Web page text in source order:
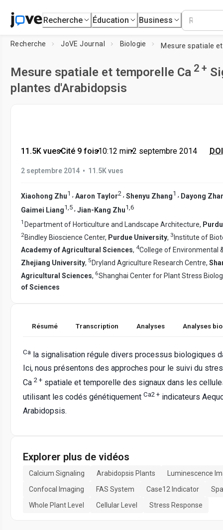
Recherche Éducation Business
Recherche JoVE Journal Biologie Mesure spatiale
Mesure spatiale et temporelle Ca 2 +
plantes d'Arabidopsis
11.5K vues•Cité 9 fois•10:12 min•2 septembre 2014
2 septembre 2014 • 11.5K vues
Xiaohong Zhu1 , Aaron Taylor2 , Shenyu Zhang1 , Dayong
Gaimei Liang1 5 , Jian-Kang Zhu1 6
1 Department of Horticulture and Landscape Architecture,
2Bindley Bioscience Center, Purdue University, 3 Institute of
Academy of Agricultural Sciences, 4College of Environmental
Zhejiang University, 5 Dryland Agriculture Research Centre,
Agricultural Sciences, 6Shanghai Center for Plant Stress
of Sciences
Résumé Transcription Analyses Analyses
Ca la signalisation régule divers processus biologiques
Ici, nous présentons des approches pour le suivi du
Ca 2 + spatiale et temporelle des signaux dans les
utilisant les codés génétiquement Ca2 + indicateurs
Arabidopsis.
Explorer plus de vidéos
Calcium Signaling Arabidopsis Plants
Luminescence
Confocal Imaging
FAS System Case12 Indicator
Whole Plant Level
Cellular Level Stress Response